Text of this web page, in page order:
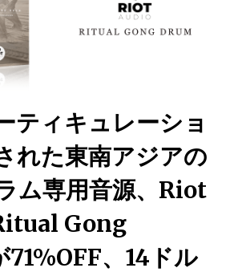
ティキュレーショ
れた東南アジアの
ム専用音源、Riot
Gong
、14ドル